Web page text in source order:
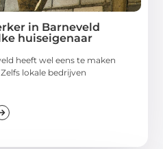
in Barneveld
huiseigenaar
heeft wel eens te maken
lokale bedrijven